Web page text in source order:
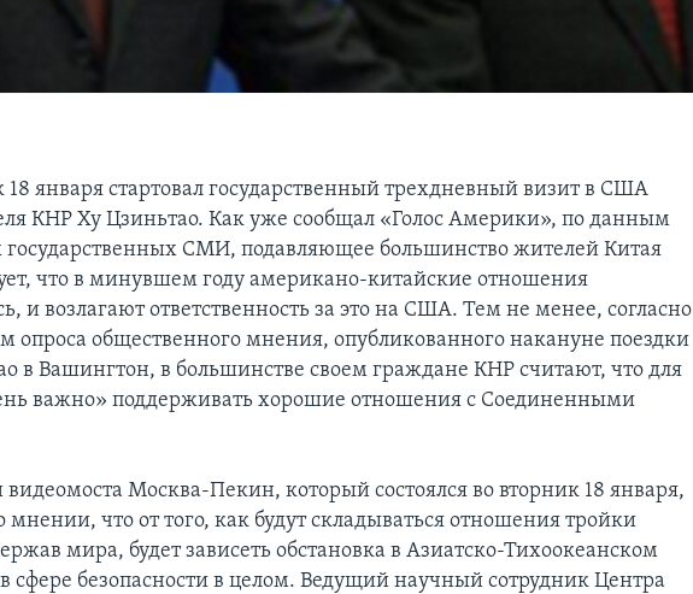
18 января стартовал государственный трехдневный визит в США
КНР Ху Цзиньтао. Как уже сообщал «Голос Америки», по данным
государственных СМИ, подавляющее большинство жителей Китая
что в минувшем году американо-китайские отношения
и возлагают ответственность за это на США. Тем не менее, согласно
опроса общественного мнения, опубликованного накануне поездки
в Вашингтон, в большинстве своем граждане КНР считают, что для
важно» поддерживать хорошие отношения с Соединенными
Москва-Пекин, который состоялся во вторник 18 января,
мнении, что от того, как будут складываться отношения тройки
мира, будет зависеть обстановка в Азиатско-Тихоокеанском
сфере безопасности в целом. Ведущий научный сотрудник Центра